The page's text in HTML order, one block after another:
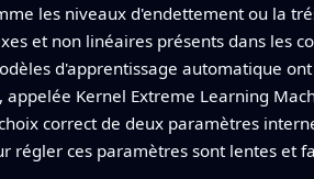
les niveaux d'endettement ou la
et non linéaires présents dans les
d'apprentissage automatique
appelée Kernel Extreme Learning
correct de deux paramètres
régler ces paramètres sont lentes et